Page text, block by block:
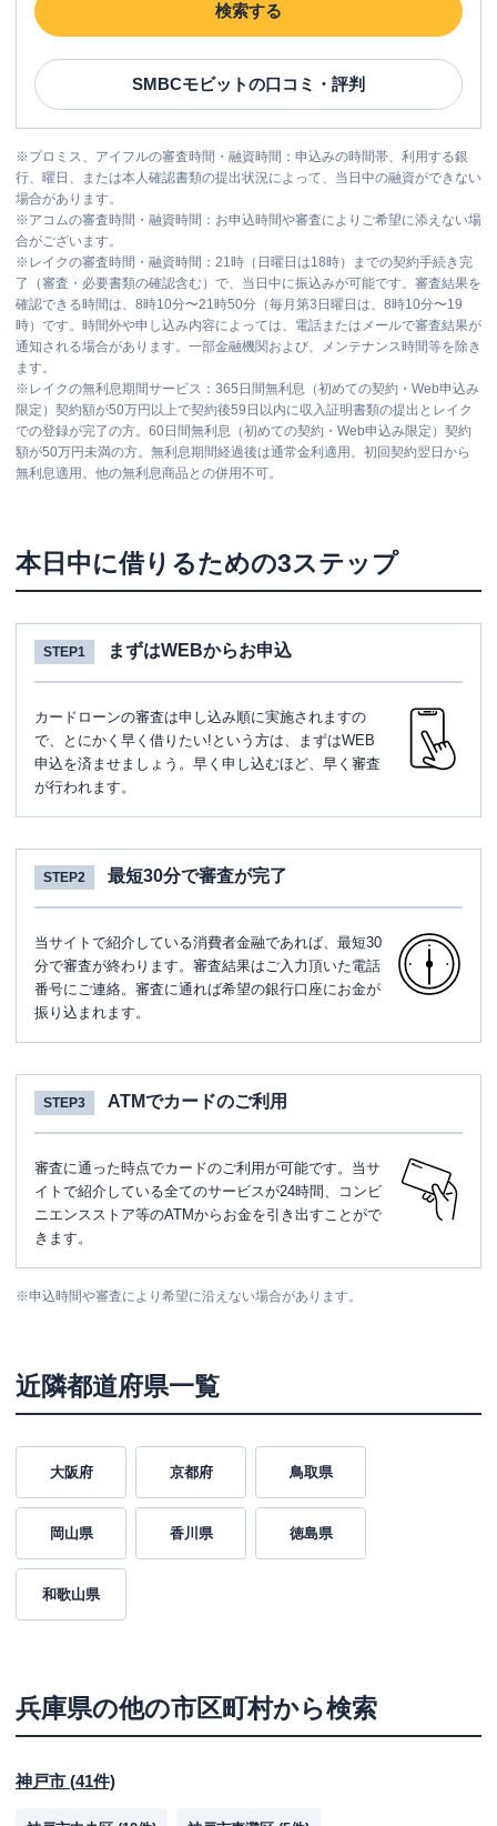
検索する
SMBCモビットの口コミ・評判
※プロミス、アイフルの審査時間・融資時間：申込みの時間帯、利用する銀
行、曜日、または本人確認書類の提出状況によって、当日中の融資ができない
場合があります。
※アコムの審査時間・融資時間：お申込時間や審査によりご希望に添えない場
合がございます。
※ レイクの審査時間・融資時間：21時（日曜日は18時）までの契約手続き完
了（審査・必要書類の確認含む）で、当日中に振込みが可能です。審査結果を
確認できる時間は、8時10分〜21時50分（毎月第3日曜日は、8時10分〜19
時）です。時間外や申し込み内容によっては、電話またはメールで審査結果が
通知される場合があります。一部金融機関および、メンテナンス時間等を除き
ます。
※ レイクの無利息期間サービス：365日間無利息（初めての契約・Web申込み
限定）契約額が50万円以上で契約後59日以内に収入証明書類の提出とレイク
での登録が完了の方。60日間無利息（初めての契約・Web申込み限定）契約
額が50万円未満の方。無利息期間経過後は通常金利適用。初回契約翌日から
無利息適用。他の無利息商品との併用不可。
本日中に借りるための3ステップ
STEP1 まずはWEBからお申込
カードローンの審査は申し込み順に実施されますの
で、とにかく早く借りたい!という方は、まずはWEB
申込を済ませましょう。早く申し込むほど、早く審査
が行われます。
STEP2 最短30分で審査が完了
当サイトで紹介している消費者金融であれば、最短30
分で審査が終わります。審査結果はご入力頂いた電話
番号にご連絡。審査に通れば希望の銀行口座にお金が
振り込まれます。
STEP3 ATMでカードのご利用
審査に通った時点でカードのご利用が可能です。当サ
イトで紹介している全てのサービスが24時間、コンビ
ニエンスストア等のATMからお金を引き出すことがで
きます。
※申込時間や審査により希望に沿えない場合があります。
近隣都道府県一覧
大阪府 京都府 鳥取県
岡山県 香川県 徳島県
和歌山県
兵庫県の他の市区町村から検索
神戸市 (41件)